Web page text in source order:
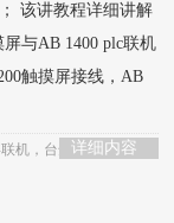
该讲教程详细讲解
屏与AB 1400 plc联机
触摸屏接线，AB
详细内容
机 ， 台达触摸屏，触